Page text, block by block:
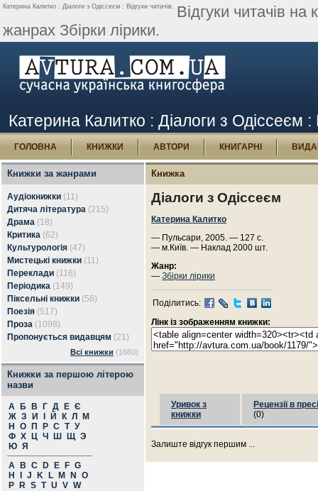
Катерина Калитко : Діалоги з Одіссеєм : Відгуки читачів. Відгуки читачів
жанрах Збірки лірики.
Катерина Калитко : Діалоги з Одіссеєм :
ГОЛОВНА КНИЖКИ АВТОРИ КНИГАРНІ
Книжки за жанрами
Аудіокнижки (11)
Дитяча література (215)
Драма (18)
Критика (62)
Культурологія (47)
Мистецькі книжки (11)
Переклади (116)
Періодика (149)
Піксельні книжки (56)
Поезія (517)
Проза (1098)
Пропонується видавцям (21)
Всі книжки (1660)
Книжки за першою літерою
назви
А Б В Г Д Е Є
Ж З И Й К Л
М
Н
О П Р С Т У
Ф Х Ц Ч Ш Щ Э
Ю Я
A
B C D E F G
H
J K L M N
O
P
R S T U V W
Книжка
Діалоги з Одіссеєм
Катерина Калитко
— Пульсари, 2005. — 127 с.
— м.Київ. — Наклад 2000 шт.
Жанр:
— Збірки лірики
Поділитись:
Лінк із зображенням книжки:
Уривок з
книжки
Рецензії в пресі
(0)
Залиште відгук першим ...